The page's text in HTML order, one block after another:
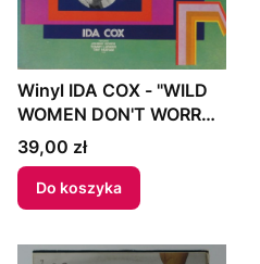
Winyl IDA COX - "WILD
WOMEN DON'T WORRY"
1971 Italy
Cena
39,00 zł
Do koszyka